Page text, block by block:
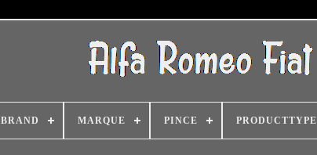
BRAND MARQUE PINCE PRODUCTTYPE